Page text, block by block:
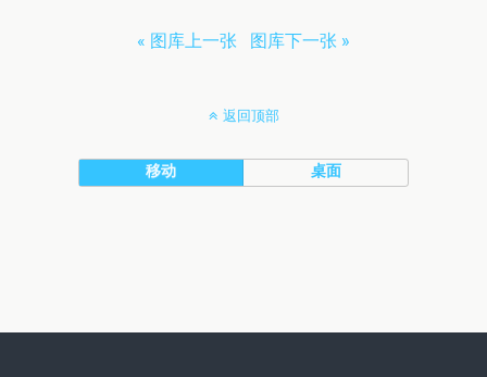
« 图库上一张 图库下一张 »
返回顶部
移动 桌面